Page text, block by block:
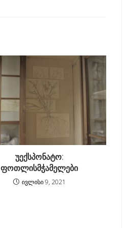
უექსპონატო:
ფოთლისმჭამელები
ივლისი 9, 2021